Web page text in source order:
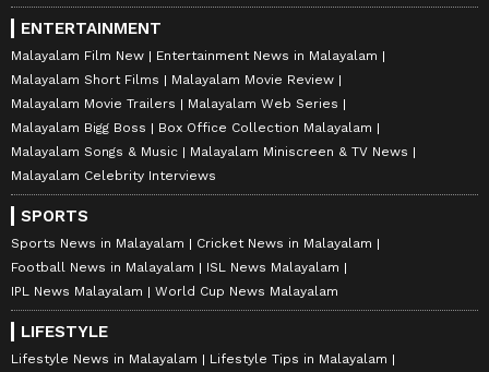
ENTERTAINMENT
Malayalam Film New
Entertainment News in Malayalam
Malayalam Short Films
Malayalam Movie Review
Malayalam Movie Trailers
Malayalam Web Series
Malayalam Bigg Boss
Box Office Collection Malayalam
Malayalam Songs & Music
Malayalam Miniscreen & TV News
Malayalam Celebrity Interviews
SPORTS
Sports News in Malayalam
Cricket News in Malayalam
Football News in Malayalam
ISL News Malayalam
IPL News Malayalam
World Cup News Malayalam
LIFESTYLE
Lifestyle News in Malayalam
Lifestyle Tips in Malayalam